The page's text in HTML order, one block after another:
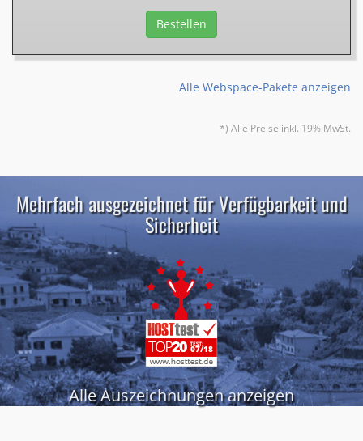
Bestellen
Alle Webspace-Pakete anzeigen
*) Alle Preise inkl. 19% MwSt.
Mehrfach ausgezeichnet für Verfügbarkeit und
Sicherheit
Alle Auszeichnungen anzeigen